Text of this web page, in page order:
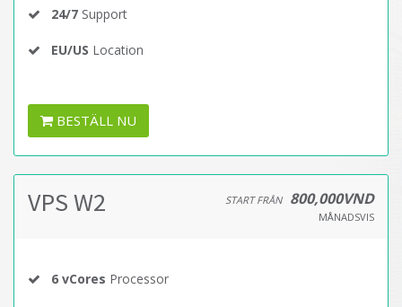
24/7 Support
EU/US Location
BESTÄLL NU
VPS W2 START FRÅN 800,000VND
MÅNADSVIS
6 vCores Processor